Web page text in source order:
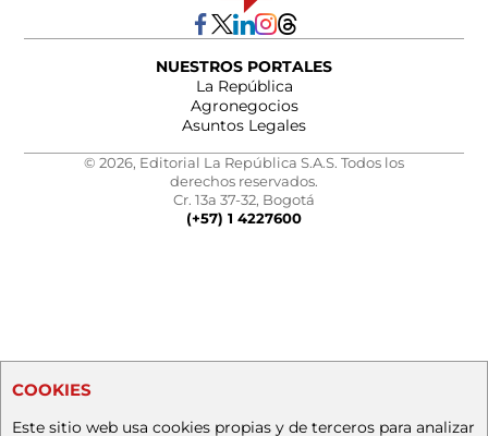
NUESTROS PORTALES
La República
Agronegocios
Asuntos Legales
© 2026, Editorial La República S.A.S. Todos los
derechos reservados.
Cr. 13a 37-32, Bogotá
(+57) 1 4227600
COOKIES
Este sitio web usa cookies propias y de terceros para analizar